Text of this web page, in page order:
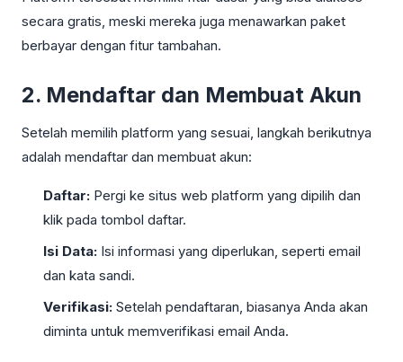
secara gratis, meski mereka juga menawarkan paket
berbayar dengan fitur tambahan.
2. Mendaftar dan Membuat Akun
Setelah memilih platform yang sesuai, langkah berikutnya
adalah mendaftar dan membuat akun:
Daftar: Pergi ke situs web platform yang dipilih dan
klik pada tombol daftar.
Isi Data: Isi informasi yang diperlukan, seperti email
dan kata sandi.
Verifikasi: Setelah pendaftaran, biasanya Anda akan
diminta untuk memverifikasi email Anda.